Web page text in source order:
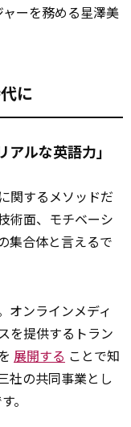
ーを務める星澤美
に
ルな英語力」
関するメソッドだ
術面、モチベーシ
集合体と言えるで
オンラインメディ
を提供するトラン
展開する ことで知
社の共同事業とし
。